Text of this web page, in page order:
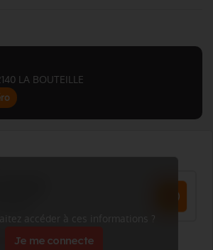
LA BOUTEILLE
accéder à ces informations ?
Je me connecte